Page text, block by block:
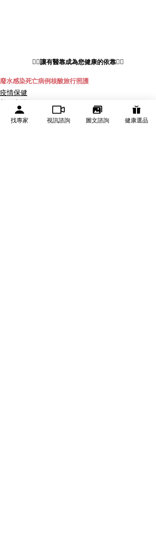
👩‍⚕️讓有醫靠成為您健康的依靠👨‍⚕️
廢水感染死亡病例核酸旅行照護
疫情保健
找專家 視訊諮詢 圖文諮詢 健康選品